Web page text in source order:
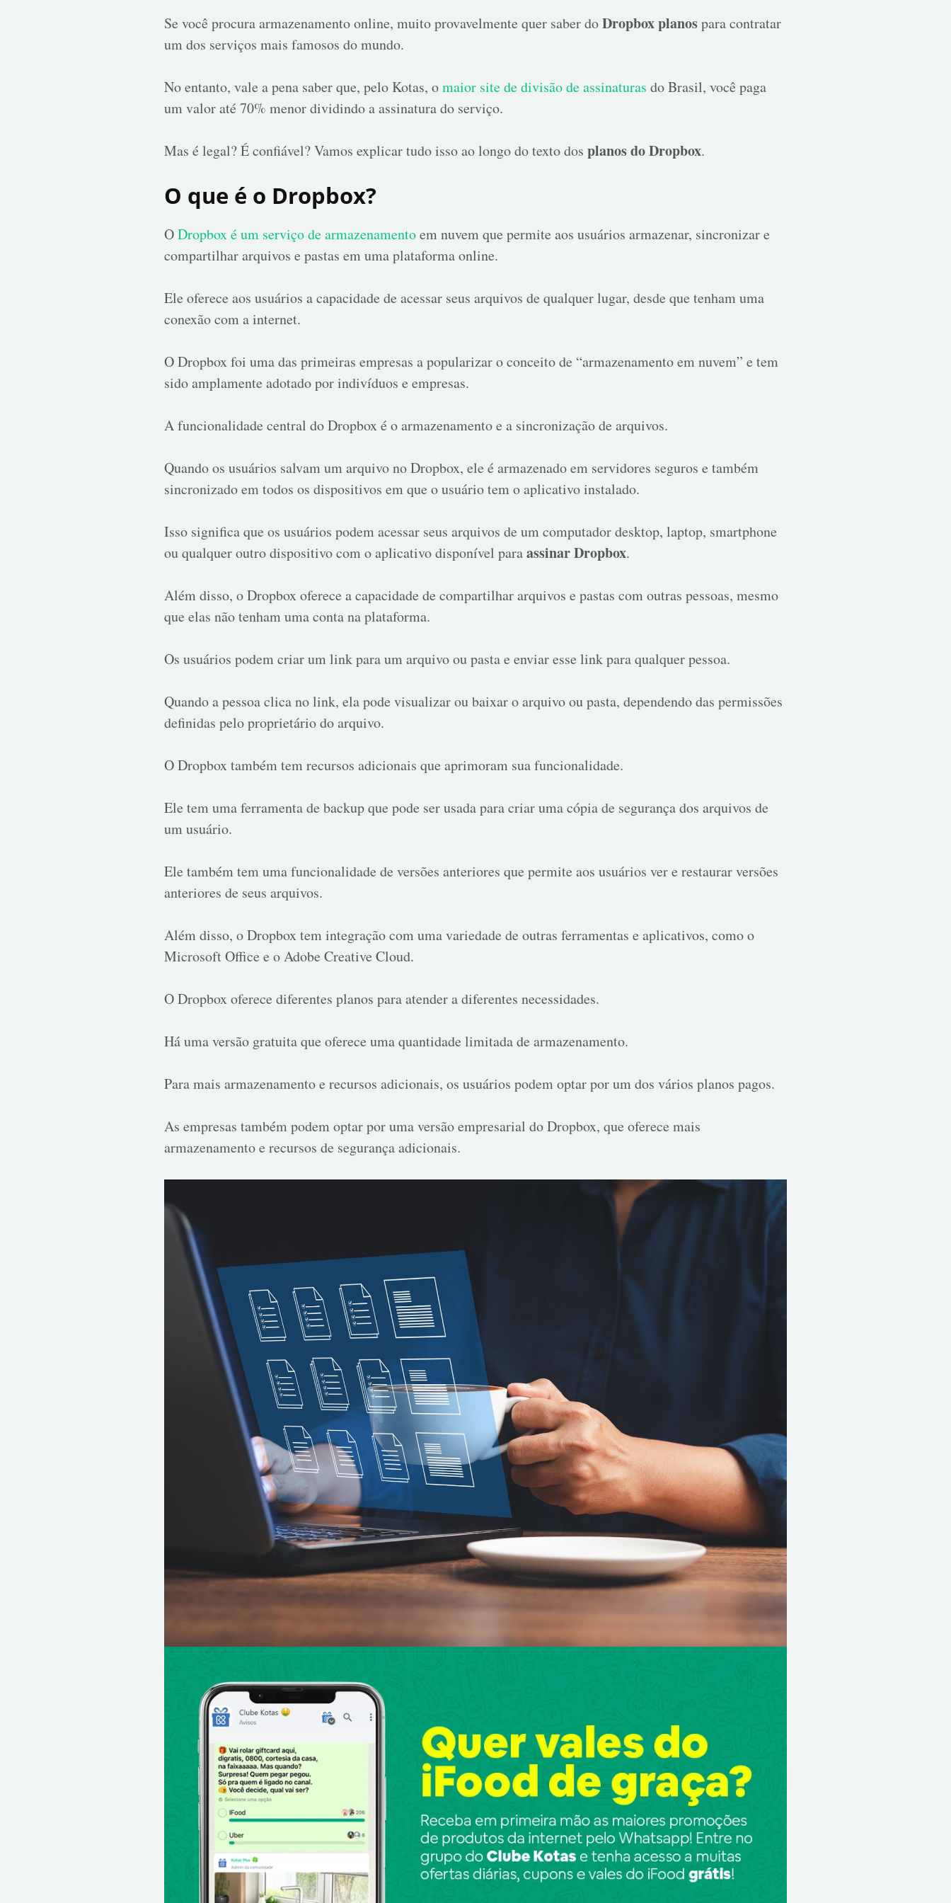
Se você procura armazenamento online, muito provavelmente quer saber doDropbox planospara contratar
um dos serviços mais famosos do mundo.
No entanto, vale a pena saber que, pelo Kotas, omaior site de divisão de assinaturas do Brasil, você paga
um valor até 70% menor dividindo a assinatura do serviço.
Mas é legal? É confiável? Vamos explicar tudo isso ao longo do texto dos planos do Dropbox.
O que é o Dropbox?
ODropbox é um serviço de armazenamentoem nuvem que permite aos usuários armazenar, sincronizar e
compartilhar arquivos e pastas em uma plataforma online.
Ele oferece aos usuários a capacidade de acessar seus arquivos de qualquer lugar, desde que tenham uma
conexão com a internet.
O Dropbox foi uma das primeiras empresas a popularizar o conceito de “armazenamento em nuvem” e tem
sido amplamente adotado por indivíduos e empresas.
A funcionalidade central do Dropbox é o armazenamento e a sincronização de arquivos.
Quando os usuários salvam um arquivo no Dropbox, ele é armazenado em servidores seguros e também
sincronizado em todos os dispositivos em que o usuário tem o aplicativo instalado.
Isso significa que os usuários podem acessar seus arquivos de um computador desktop, laptop, smartphone
ou qualquer outro dispositivo com o aplicativo disponível paraassinar Dropbox.
Além disso, o Dropbox oferece a capacidade de compartilhar arquivos e pastas com outras pessoas, mesmo
que elas não tenham uma conta na plataforma.
Os usuários podem criar um link para um arquivo ou pasta e enviar esse link para qualquer pessoa.
Quando a pessoa clica no link, ela pode visualizar ou baixar o arquivo ou pasta, dependendo das permissões
definidas pelo proprietário do arquivo.
O Dropbox também tem recursos adicionais que aprimoram sua funcionalidade.
Ele tem uma ferramenta de backup que pode ser usada para criar uma cópia de segurança dos arquivos de
um usuário.
Ele também tem uma funcionalidade de versões anteriores que permite aos usuários ver e restaurar versões
anteriores de seus arquivos.
Além disso, o Dropbox tem integração com uma variedade de outras ferramentas e aplicativos, como o
Microsoft Office e o Adobe Creative Cloud.
O Dropbox oferece diferentes planos para atender a diferentes necessidades.
Há uma versão gratuita que oferece uma quantidade limitada de armazenamento.
Para mais armazenamento e recursos adicionais, os usuários podem optar por um dos vários planos pagos.
As empresas também podem optar por uma versão empresarial do Dropbox, que oferece mais
armazenamento e recursos de segurança adicionais.